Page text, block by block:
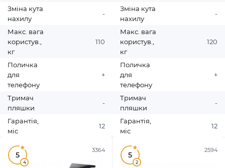
Зміна кута
нахилу
-
Макс. вага
користув.,
кг
110
Поличка
для
телефону
+
Тримач
пляшки
-
Гарантія,
міс
12
Зміна кута
нахилу
-
Макс. вага
користув.,
кг
120
Поличка
для
телефону
+
Тримач
пляшки
-
Гарантія,
міс
12
3364
5
4
2594
5
2